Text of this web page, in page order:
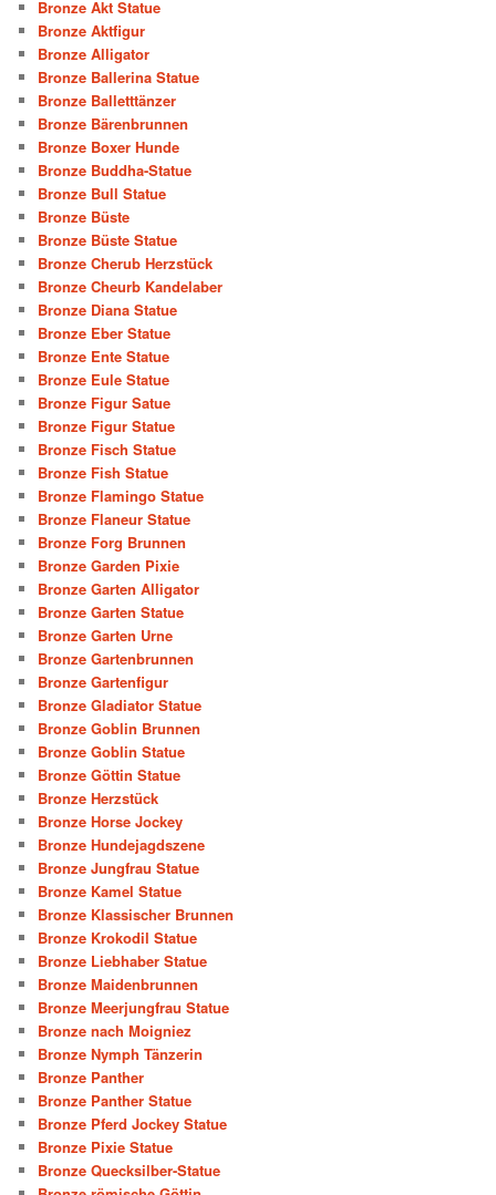
Bronze Akt Statue
Bronze Aktfigur
Bronze Alligator
Bronze Ballerina Statue
Bronze Balletttänzer
Bronze Bärenbrunnen
Bronze Boxer Hunde
Bronze Buddha-Statue
Bronze Bull Statue
Bronze Büste
Bronze Büste Statue
Bronze Cherub Herzstück
Bronze Cheurb Kandelaber
Bronze Diana Statue
Bronze Eber Statue
Bronze Ente Statue
Bronze Eule Statue
Bronze Figur Satue
Bronze Figur Statue
Bronze Fisch Statue
Bronze Fish Statue
Bronze Flamingo Statue
Bronze Flaneur Statue
Bronze Forg Brunnen
Bronze Garden Pixie
Bronze Garten Alligator
Bronze Garten Statue
Bronze Garten Urne
Bronze Gartenbrunnen
Bronze Gartenfigur
Bronze Gladiator Statue
Bronze Goblin Brunnen
Bronze Goblin Statue
Bronze Göttin Statue
Bronze Herzstück
Bronze Horse Jockey
Bronze Hundejagdszene
Bronze Jungfrau Statue
Bronze Kamel Statue
Bronze Klassischer Brunnen
Bronze Krokodil Statue
Bronze Liebhaber Statue
Bronze Maidenbrunnen
Bronze Meerjungfrau Statue
Bronze nach Moigniez
Bronze Nymph Tänzerin
Bronze Panther
Bronze Panther Statue
Bronze Pferd Jockey Statue
Bronze Pixie Statue
Bronze Quecksilber-Statue